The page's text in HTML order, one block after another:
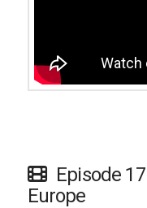
Episode
Europe